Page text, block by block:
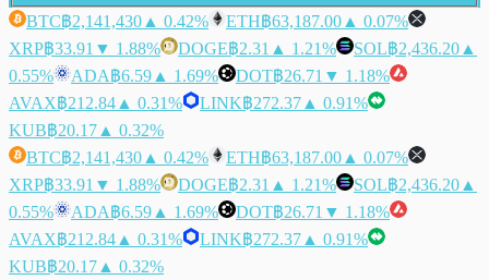
BTC฿2,141,430 ▲ 0.42% ETH฿63,187.00 ▲ 0.07%
XRP฿33.91 ▼ 1.88% DOGE฿2.31 ▲ 1.21% SOL฿2,436.20 ▲
0.55%
ADA฿6.59 ▲ 1.69% DOT฿26.71 ▼ 1.18%
AVAX฿212.84 ▲ 0.31% LINK฿272.37 ▲ 0.91%
KUB฿20.17 ▲ 0.32%
BTC฿2,141,430 ▲ 0.42% ETH฿63,187.00 ▲ 0.07%
XRP฿33.91 ▼ 1.88% DOGE฿2.31 ▲ 1.21% SOL฿2,436.20 ▲
0.55%
ADA฿6.59 ▲ 1.69% DOT฿26.71 ▼ 1.18%
AVAX฿212.84 ▲ 0.31% LINK฿272.37 ▲ 0.91%
KUB฿20.17 ▲ 0.32%